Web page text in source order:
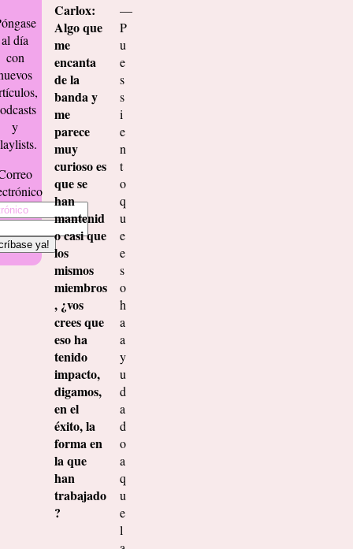
al día
con
y
Carlox:
Algo que
me
encanta
de la
banda y
me
parece
muy
curioso es
que se
han
mantenid
o casi que
los
mismos
miembros
, ¿vos
crees que
eso ha
tenido
impacto,
digamos,
en el
éxito, la
forma en
la que
han
trabajado
?
—
P
u
e
s
s
i
e
n
t
o
q
u
e
e
s
o
h
a
a
y
u
d
a
d
o
a
q
u
e
l